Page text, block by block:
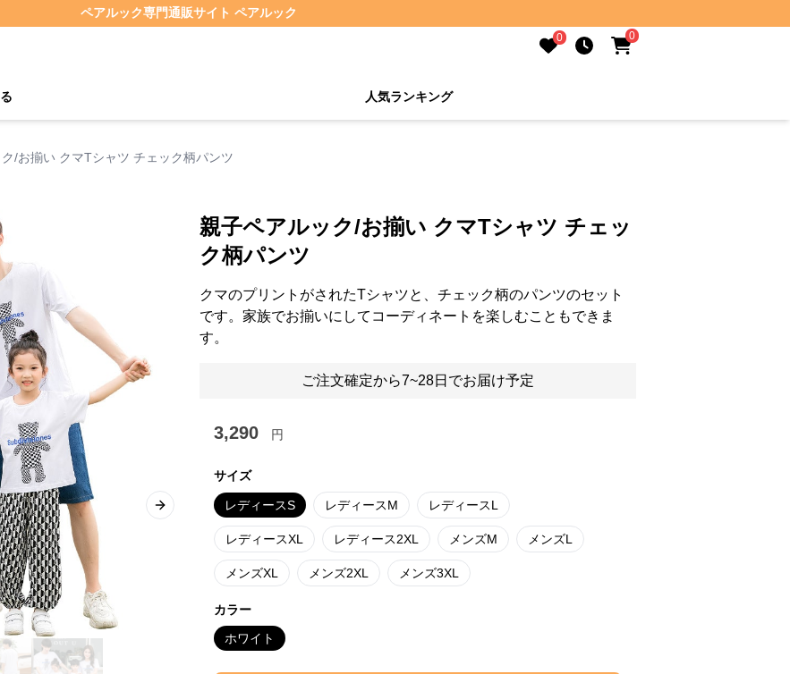
ペアルック専門通販サイト ペアルック
0 0
人気ランキング
/お揃い クマTシャツ チェック柄パンツ
Next slide
親子ペアルック/お揃い クマTシャツ チェッ
ク柄パンツ
クマのプリントがされたTシャツと、チェック柄のパンツのセット
です。家族でお揃いにしてコーディネートを楽しむこともできま
す。
ご注文確定から7~28日でお届け予定
3,290 円
サイズ
レディースS レディースM レディースL
レディースXL レディース2XL メンズM メンズL
メンズXL メンズ2XL メンズ3XL
カラー
ホワイト